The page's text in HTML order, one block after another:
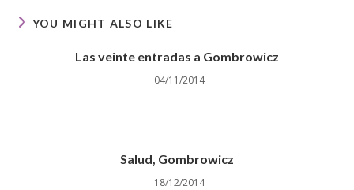
YOU MIGHT ALSO LIKE
Las veinte entradas a Gombrowicz
04/11/2014
Salud Gombrowicz
18/12/2014